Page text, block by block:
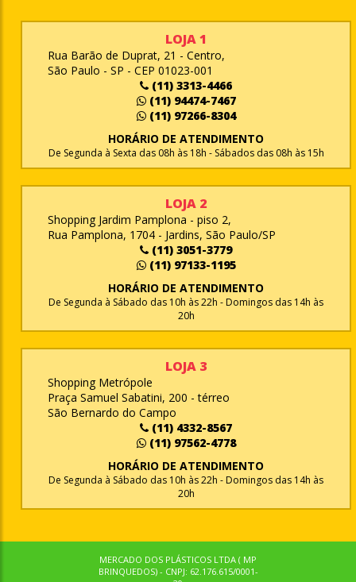
LOJA 1
Rua Barão de Duprat, 21 - Centro,
São Paulo - SP - CEP 01023-001
(11) 3313-4466
(11) 94474-7467
(11) 97266-8304
HORÁRIO DE ATENDIMENTO
De Segunda à Sexta das 08h às 18h - Sábados das 08h às 15h
LOJA 2
Shopping Jardim Pamplona - piso 2,
Rua Pamplona, 1704 - Jardins, São Paulo/SP
(11) 3051-3779
(11) 97133-1195
HORÁRIO DE ATENDIMENTO
De Segunda à Sábado das 10h às 22h - Domingos das 14h às
20h
LOJA 3
Shopping Metrópole
Praça Samuel Sabatini, 200 - térreo
São Bernardo do Campo
(11) 4332-8567
(11) 97562-4778
HORÁRIO DE ATENDIMENTO
De Segunda à Sábado das 10h às 22h - Domingos das 14h às
20h
MERCADO DOS PLÁSTICOS LTDA ( MP
BRINQUEDOS) - CNPJ: 62.176.615/0001-